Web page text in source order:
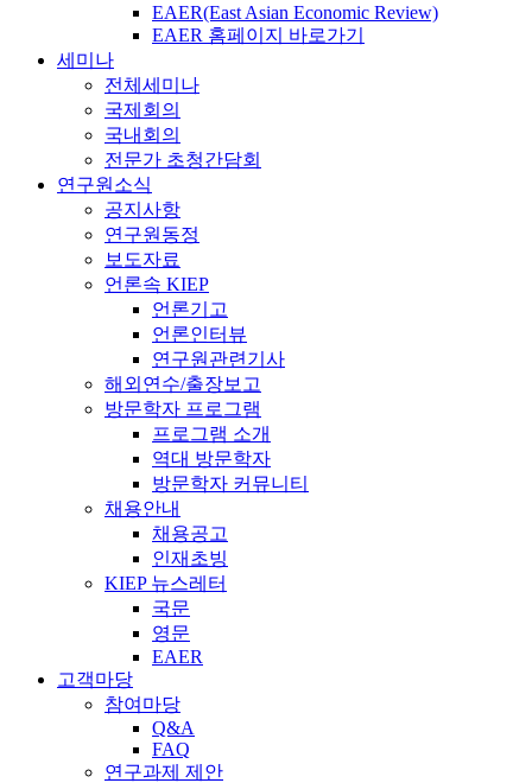
EAER(East Asian Economic Review)
EAER 홈페이지 바로가기
세미나
전체세미나
국제회의
국내회의
전문가 초청간담회
연구원소식
공지사항
연구원동정
보도자료
언론속 KIEP
언론기고
언론인터뷰
연구원관련기사
해외연수/출장보고
방문학자 프로그램
프로그램 소개
역대 방문학자
방문학자 커뮤니티
채용안내
채용공고
인재초빙
KIEP 뉴스레터
국문
영문
EAER
고객마당
참여마당
Q&A
FAQ
연구과제 제안